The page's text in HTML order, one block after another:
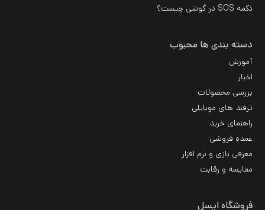
دکمه SOS در گوشی چیست؟
دسته بندی ها محبوب
آموزش
اخبار
بررسی محصولات
ترفند های موبایلی
راهنمای خرید
عمده فروشی
معرفی بازی و نرم افزار
مقایسه و رقابت
فروشگاه ایسل